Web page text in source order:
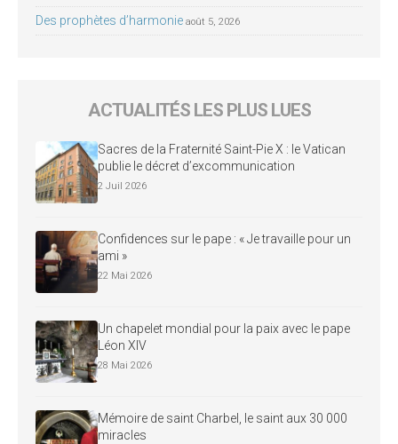
Des prophètes d’harmonie août 5, 2026
ACTUALITÉS LES PLUS LUES
Sacres de la Fraternité Saint-Pie X : le Vatican
publie le décret d’excommunication
2 Juil 2026
Confidences sur le pape : « Je travaille pour un
ami »
22 Mai 2026
Un chapelet mondial pour la paix avec le pape
Léon XIV
28 Mai 2026
Mémoire de saint Charbel, le saint aux 30 000
miracles